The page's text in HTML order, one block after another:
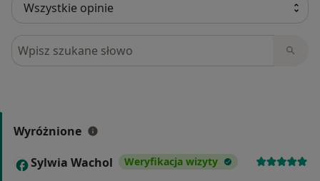
Szukaj w opiniach
Wyróżnione
S Sylwia Wachol Weryfikacja wizyty